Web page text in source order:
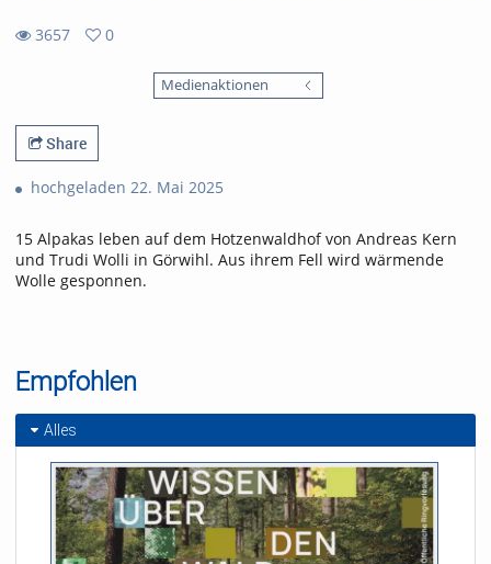
3657
0
Medienaktionen
Share
hochgeladen 22. Mai 2025
15 Alpakas leben auf dem Hotzenwaldhof von Andreas Kern
und Trudi Wolli in Görwihl. Aus ihrem Fell wird wärmende
Wolle gesponnen.
Empfohlen
Alles